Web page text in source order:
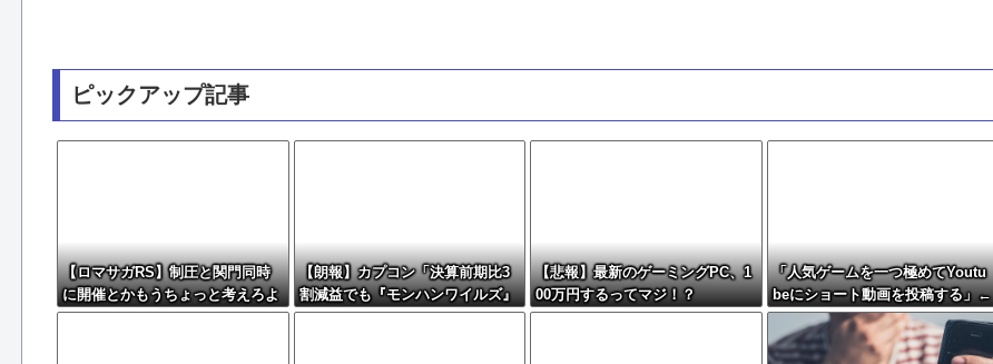
ピックアップ記事
【ロマサガRS】制圧と関門同時
に開催とかもうちょっと考えろよ
w
【朗報】カプコン「決算前期比3
割減益でも『モンハンワイルズ』
で逆転するから！」
【悲報】最新のゲーミングPC、1
00万円するってマジ！？
「人気ゲームを一つ極めてYoutu
beにショート動画を投稿する」←
これだけで不労所得が得られる